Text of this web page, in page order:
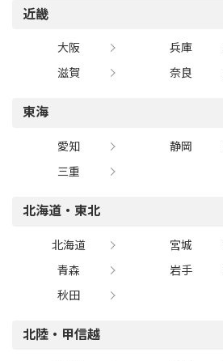
近畿
大阪 兵庫
滋賀
奈良
東海
愛知 静岡
三重
北海道・東北
北海道 宮城
青森
岩手
秋田
北陸・甲信越